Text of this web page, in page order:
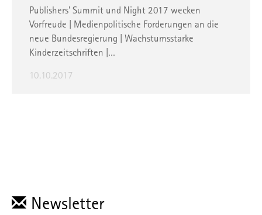
Publishers' Summit und Night 2017 wecken
Vorfreude | Medienpolitische Forderungen an die
neue Bundesregierung | Wachstumsstarke
Kinderzeitschriften |…
10.10.2017
Newsletter